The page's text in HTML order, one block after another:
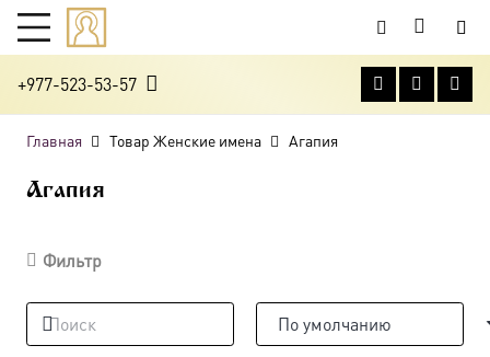
+977-523-53-57
Главная Товар Женские имена Агапия
Агапия
Фильтр